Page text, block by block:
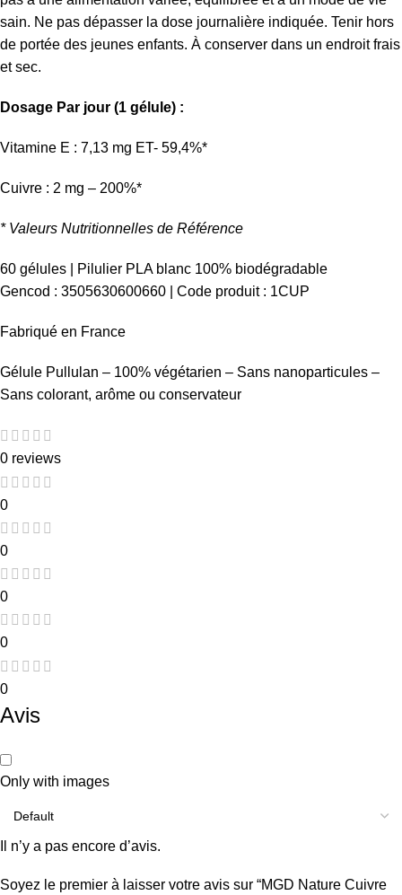
sain. Ne pas dépasser la dose journalière indiquée. Tenir hors
de portée des jeunes enfants. À conserver dans un endroit frais
et sec.
Dosage Par jour (1 gélule) :
Vitamine E : 7,13 mg ET- 59,4%*
Cuivre : 2 mg – 200%*
* Valeurs Nutritionnelles de Référence
60 gélules | Pilulier PLA blanc 100% biodégradable
Gencod : 3505630600660 | Code produit : 1CUP
Fabriqué en France
Gélule Pullulan – 100% végétarien – Sans nanoparticules –
Sans colorant, arôme ou conservateur
0 reviews
0
0
0
0
0
Avis
Only with images
Il n’y a pas encore d’avis.
Soyez le premier à laisser votre avis sur “MGD Nature Cuivre